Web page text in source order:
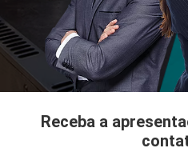
Receba a